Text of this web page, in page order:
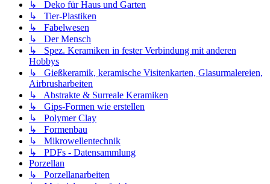
↳ Deko für Haus und Garten
↳ Tier-Plastiken
↳ Fabelwesen
↳ Der Mensch
↳ Spez. Keramiken in fester Verbindung mit anderen
Hobbys
↳ Gießkeramik, keramische Visitenkarten, Glasurmalereien,
Airbrusharbeiten
↳ Abstrakte & Surreale Keramiken
↳ Gips-Formen wie erstellen
↳ Polymer Clay
↳ Formenbau
↳ Mikrowellentechnik
↳ PDFs - Datensammlung
Porzellan
↳ Porzellanarbeiten